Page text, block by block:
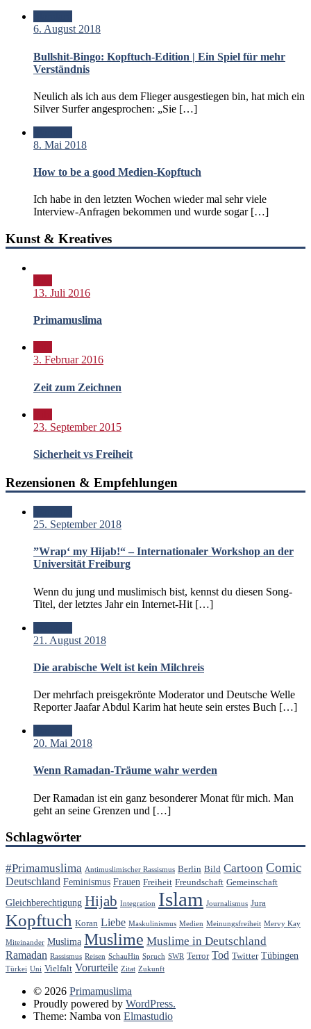
6. August 2018
Bullshit-Bingo: Kopftuch-Edition | Ein Spiel für mehr
Verständnis
Neulich als ich aus dem Flieger ausgestiegen bin, hat mich ein
Silver Surfer angesprochen: „Sie […]
8. Mai 2018
How to be a good Medien-Kopftuch
Ich habe in den letzten Wochen wieder mal sehr viele
Interview-Anfragen bekommen und wurde sogar […]
Kunst & Kreatives
13. Juli 2016
Primamuslima
3. Februar 2016
Zeit zum Zeichnen
23. September 2015
Sicherheit vs Freiheit
Rezensionen & Empfehlungen
25. September 2018
”Wrap‘ my Hijab!“ – Internationaler Workshop an der
Universität Freiburg
Wenn du jung und muslimisch bist, kennst du diesen Song-
Titel, der letztes Jahr ein Internet-Hit […]
21. August 2018
Die arabische Welt ist kein Milchreis
Der mehrfach preisgekrönte Moderator und Deutsche Welle
Reporter Jaafar Abdul Karim hat heute sein erstes Buch […]
20. Mai 2018
Wenn Ramadan-Träume wahr werden
Der Ramadan ist ein ganz besonderer Monat für mich. Man
geht an seine Grenzen und […]
Schlagwörter
#Primamuslima Antimuslimischer Rassismus Berlin Bild Cartoon Comic
Deutschland Feminismus Frauen Freiheit Freundschaft Gemeinschaft
Gleichberechtigung Hijab Integration Islam Journalismus Jura
Kopftuch Koran Liebe Maskulinismus Medien Meinungsfreiheit Mervy Kay
Miteinander Muslima Muslime Muslime in Deutschland
Ramadan Rassismus Reisen SchauHin Spruch SWR Terror Tod Twitter Tübingen
Türkei Uni Vielfalt Vorurteile Zitat Zukunft
© 2026 Primamuslima
Proudly powered by WordPress.
Theme: Namba von Elmastudio